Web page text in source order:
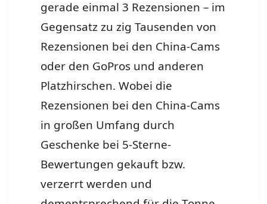
gerade einmal 3 Rezensionen – im
Gegensatz zu zig Tausenden von
Rezensionen bei den China-Cams
oder den GoPros und anderen
Platzhirschen. Wobei die
Rezensionen bei den China-Cams
in großen Umfang durch
Geschenke bei 5-Sterne-
Bewertungen gekauft bzw.
verzerrt werden und